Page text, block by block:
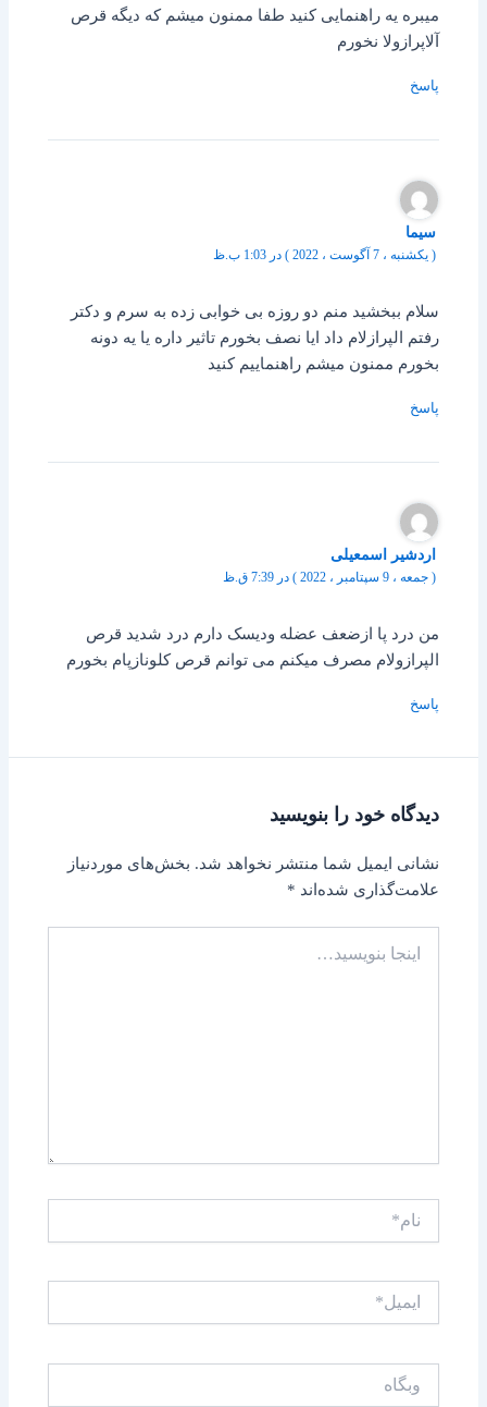
میبره یه راهنمایی کنید طفا ممنون میشم که دیگه قرص
آلاپرازولا نخورم
پاسخ
سیما
( یکشنبه ، 7 آگوست ، 2022 ) در 1:03 ب.ظ
سلام ببخشید منم دو روزه بی خوابی زده به سرم و دکتر
رفتم الپرازلام داد ایا نصف بخورم تاثیر داره یا یه دونه
بخورم ممنون میشم راهنماییم کنید
پاسخ
اردشیر اسمعیلی
( جمعه ، 9 سپتامبر ، 2022 ) در 7:39 ق.ظ
من درد پا ازضعف عضله ودیسک دارم درد شدید قرص
الپرازولام مصرف میکنم می توانم قرص کلونازپام بخورم
پاسخ
دیدگاه‌ خود را بنویسید
نشانی ایمیل شما منتشر نخواهد شد. بخش‌های موردنیاز
علامت‌گذاری شده‌اند *
بنویسید…